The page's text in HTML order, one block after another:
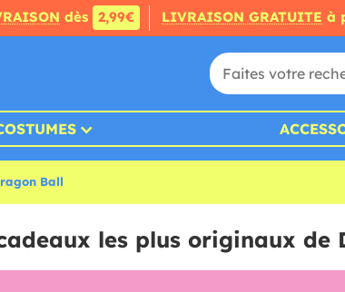
dès 2,99€ LIVRAISON GRATUITE à
Ball
les plus originaux de